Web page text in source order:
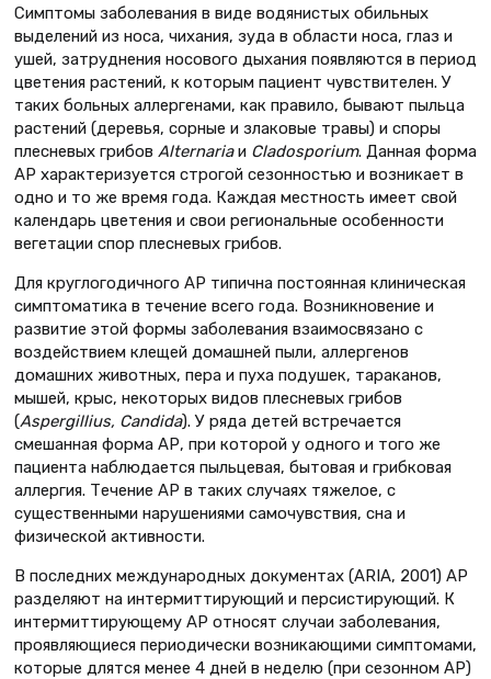
Симптомы заболевания в виде водянистых обильных
выделений из носа, чихания, зуда в области носа, глаз и
ушей, затруднения носового дыхания появляются в период
цветения растений, к которым пациент чувствителен. У
таких больных аллергенами, как правило, бывают пыльца
растений (деревья, сорные и злаковые травы) и споры
плесневых грибов Alternariaи Cladosporium. Данная форма
АР характеризуется строгой сезонностью и возникает в
одно и то же время года. Каждая местность имеет свой
календарь цветения и свои региональные особенности
вегетации спор плесневых грибов.
Для круглогодичного АР типична постоянная клиническая
симптоматика в течение всего года. Возникновение и
развитие этой формы заболевания взаимосвязано с
воздействием клещей домашней пыли, аллергенов
домашних животных, пера и пуха подушек, тараканов,
мышей, крыс, некоторых видов плесневых грибов
(Aspergillius, Candida). У ряда детей встречается
смешанная форма АР, при которой у одного и того же
пациента наблюдается пыльцевая, бытовая и грибковая
аллергия. Течение АР в таких случаях тяжелое, с
существенными нарушениями самочувствия, сна и
физической активности.
В последних международных документах (ARIA, 2001) АР
разделяют на интермиттирующий и персистирующий. К
интермиттирующему АР относят случаи заболевания,
проявляющиеся периодически возникающими симптомами,
которые длятся менее 4 дней в неделю (при сезонном АР)